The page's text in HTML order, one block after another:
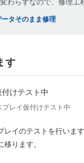
タそのまま修理
す
プレイ仮付けテスト中
イのテストを行います
ります。